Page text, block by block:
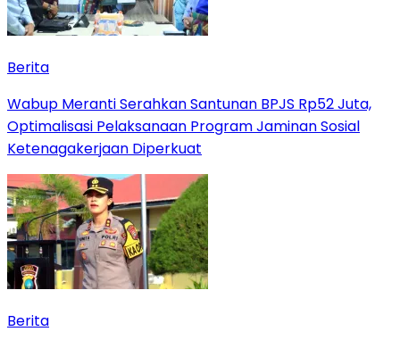
Berita
Wabup Meranti Serahkan Santunan BPJS Rp52 Juta,
Optimalisasi Pelaksanaan Program Jaminan Sosial
Ketenagakerjaan Diperkuat
Berita